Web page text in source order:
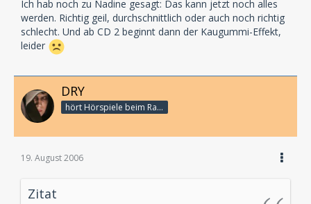
Ich hab noch zu Nadine gesagt: Das kann jetzt noch alles
werden. Richtig geil, durchschnittlich oder auch noch richtig
schlecht. Und ab CD 2 beginnt dann der Kaugummi-Effekt,
leider
DRY
hört Hörspiele beim Rasenmähen
19. August 2006
Zitat